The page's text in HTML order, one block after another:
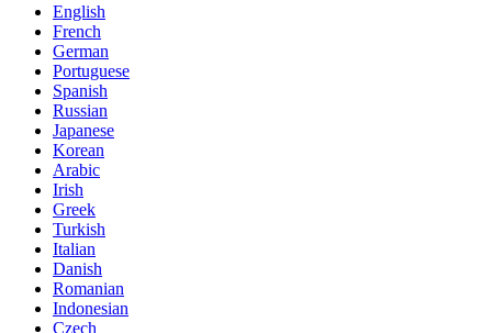
English
French
German
Portuguese
Spanish
Russian
Japanese
Korean
Arabic
Irish
Greek
Turkish
Italian
Danish
Romanian
Indonesian
Czech